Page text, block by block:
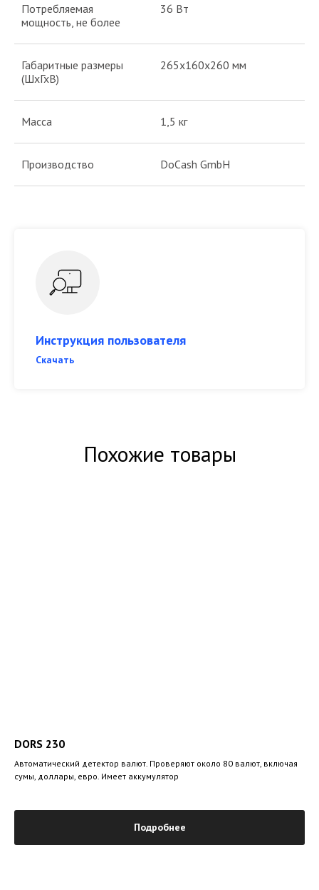
Потребляемая
мощность, не более
36 Вт
Габаритные размеры
(ШхГхВ)
265х160х260 мм
Масса 1,5 кг
Производство DoCash GmbH
Инструкция пользователя
Скачать
Похожие товары
DORS 230
Автоматический детектор валют. Проверяют около 80 валют, включая
сумы, доллары, евро. Имеет аккумулятор
Подробнее